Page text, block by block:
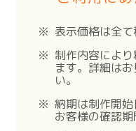
表示価格は全て
制作内容によ
ます。詳細は
い。
納期は制作開始
お客様の確認期